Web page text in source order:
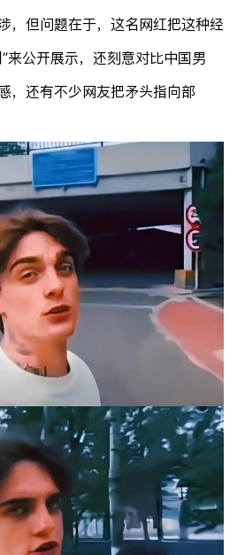
，但问题在于，这名网红把这种经
来公开展示，还刻意对比中国男
，还有不少网友把矛头指向部